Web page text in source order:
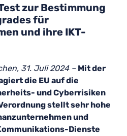
zur Bestimmung
für
und ihre IKT-
31. Juli 2024 – Mit der
die EU auf die
und Cyberrisiken
stellt sehr hohe
und
Dienste